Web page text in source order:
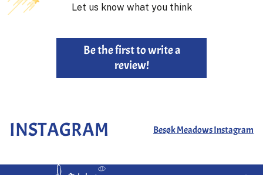
Let us know what you think
Be the first to write a
review!
INSTAGRAM Besøk Meadows Instagram